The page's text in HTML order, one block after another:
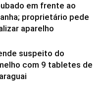
em frente ao
proprietário pede
aparelho
suspeito do
com 9 tabletes de